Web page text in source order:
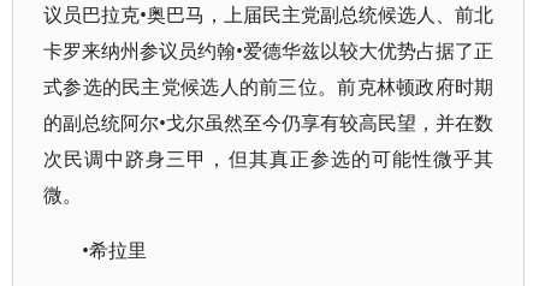
议员巴拉克•奥巴马，上届民主党副总统候选人、前北
卡罗来纳州参议员约翰•爱德华兹以较大优势占据了正
式参选的民主党候选人的前三位。前克林顿政府时期
的副总统阿尔•戈尔虽然至今仍享有较高民望，并在数
次民调中跻身三甲，但其真正参选的可能性微乎其
微。
•希拉里